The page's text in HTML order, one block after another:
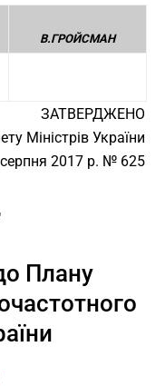
В.ГРОЙСМАН
ЗАТВЕРДЖЕНО
Міністрів України
серпня 2017 р. № 625
Плану